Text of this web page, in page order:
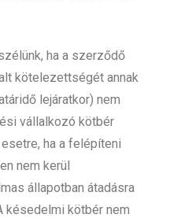
ha a szerződő
kötelezettségét annak
lejáratkor) nem
vállalkozó kötbér
ha a felépíteni
nem kerül
állapotban átadásra
késedelmi kötbér nem